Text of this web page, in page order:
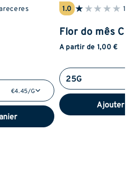
€4.45/G
1.0 ★★★★★ 1
Flor do mês
A partir de 1,00 €
25G
Ajouter